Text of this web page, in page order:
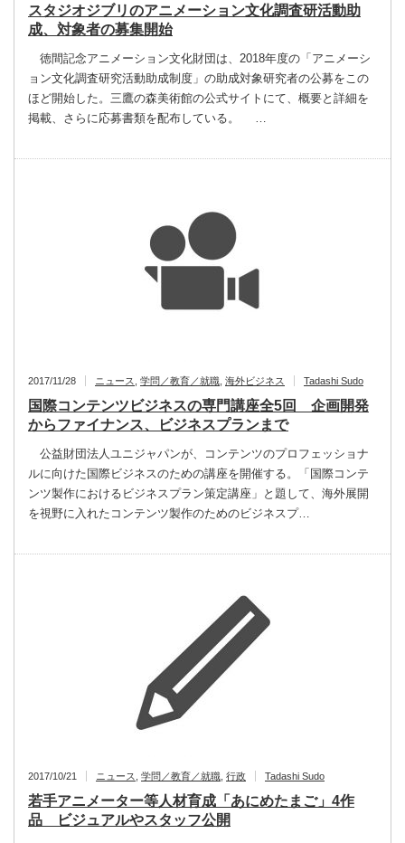
スタジオジブリのアニメーション文化調査研活動助
成、対象者の募集開始
徳間記念アニメーション文化財団は、2018年度の「アニメーシ
ョン文化調査研究活動助成制度」の助成対象研究者の公募をこの
ほど開始した。三鷹の森美術館の公式サイトにて、概要と詳細を
掲載、さらに応募書類を配布している。 …
2017/11/28 ニュース 学問／教育／就職 海外ビジネス Tadashi Sudo
国際コンテンツビジネスの専門講座全5回 企画開発
からファイナンス、ビジネスプランまで
公益財団法人ユニジャパンが、コンテンツのプロフェッショナ
ルに向けた国際ビジネスのための講座を開催する。「国際コンテ
ンツ製作におけるビジネスプラン策定講座」と題して、海外展開
を視野に入れたコンテンツ製作のためのビジネスプ…
2017/10/21 ニュース 学問／教育／就職 行政 Tadashi Sudo
若手アニメーター等人材育成「あにめたまご」4作
品 ビジュアルやスタッフ公開